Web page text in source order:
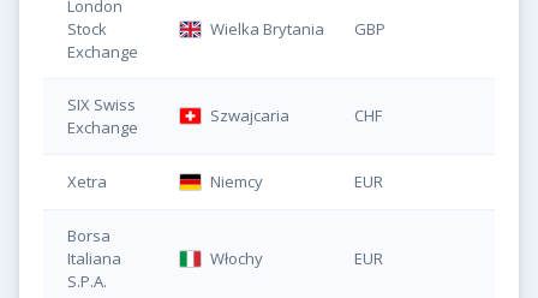
London
Stock
Exchange
Wielka Brytania GBP
SIX Swiss
Exchange
Szwajcaria CHF
Xetra Niemcy EUR
Borsa
Italiana
S.P.A.
Włochy EUR